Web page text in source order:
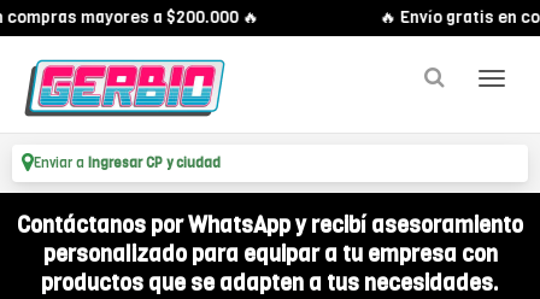
mayores a $200.000 🔥 🔥 Envío gratis en
Enviar a Ingresar CP y ciudad
Contáctanos por WhatsApp y recibí asesoramiento
personalizado para equipar a tu empresa con
productos que se adapten a tus necesidades.